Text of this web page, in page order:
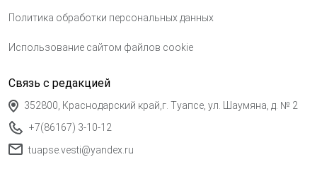
Политика обработки персональных данных
Использование сайтом файлов cookie
Связь с редакцией
352800, Краснодарский край,г. Туапсе, ул. Шаумяна, д. № 2
+7(86167) 3-10-12
tuapse.vesti@yandex.ru